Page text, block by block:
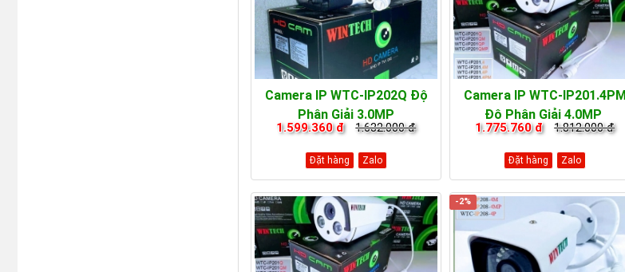
Camera IP WTC-IP202Q Độ
Phân Giải 3.0MP
1.599.360 đ 1.632.000 đ
Đặt hàng Zalo
Camera IP WTC-IP201.4PM
Độ Phân Giải 4.0MP
1.775.760 đ 1.812.000 đ
Đặt hàng Zalo
-2%